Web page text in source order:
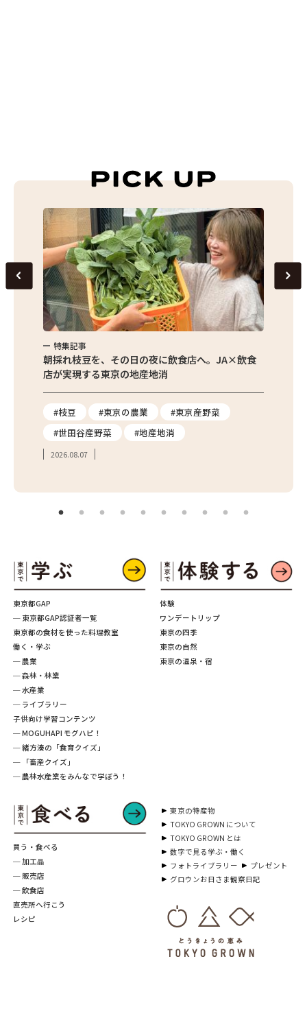
特集記事
朝採れ枝豆を、その日の夜に飲食店へ。JA×飲食
店が実現する東京の地産地消
#枝豆 #東京の農業
#東京産野菜
#世田谷産野菜
#地産地消
2026.08.07
東京都GAP
─ 東京都GAP認証者一覧
東京都の食材を使った料理教室
働く・学ぶ
─ 農業
─ 森林・林業
─ 水産業
─ ライブラリー
子供向け学習コンテンツ
─ MOGUHAPI モグハピ！
─ 緒方湊の「食育クイズ」
─ 「畜産クイズ」
─ 農林水産業をみんなで学ぼう！
買う・食べる
─ 加工品
─ 販売店
─ 飲食店
直売所へ行こう
レシピ
体験
ワンデートリップ
東京の四季
東京の自然
東京の温泉・宿
東京の特産物
TOKYO GROWN について
TOKYO GROWN とは
数字で見る学ぶ・働く
フォトライブラリー
プレゼント
グロウンお日さま観察日記